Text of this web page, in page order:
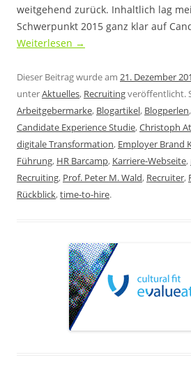
weitgehend zurück. Inhaltlich lag
Schwerpunkt 2015 ganz klar auf
Weiterlesen →
Dieser Beitrag wurde am 21. Dezember
unterAktuelles, Recruitingveröffentlicht.
Arbeitgebermarke, Blogartikel, Blogperlen,
Candidate Experience Studie,Christoph
digitale Transformation, Employer Brand
Führung, HR Barcamp, Karriere-Webseite,
Recruiting, Prof. Peter M. Wald, Recruiter,
Rückblick,time-to-hire.